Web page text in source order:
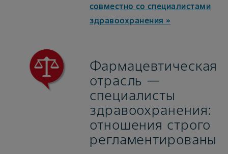
совместно со специалистами
здравоохранения »
Фармацевтическая
отрасль —
специалисты
здравоохранения:
отношения строго
регламентированы